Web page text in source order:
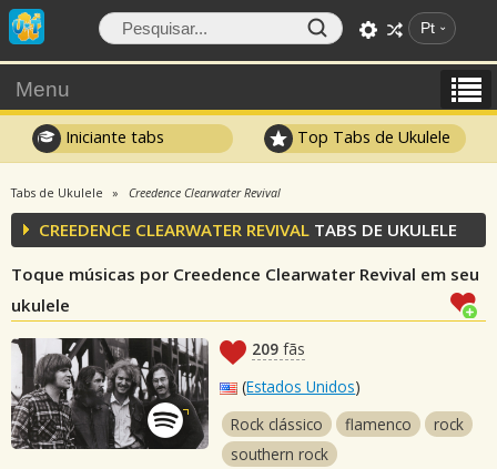
Pt
Menu
Iniciante tabs Top Tabs de Ukulele
Tabs de Ukulele Creedence Clearwater Revival
CREEDENCE CLEARWATER REVIVAL TABS DE UKULELE
Toque músicas por Creedence Clearwater Revival em seu
ukulele
209 fãs
(Estados Unidos)
Rock clássico
flamenco
rock
southern rock